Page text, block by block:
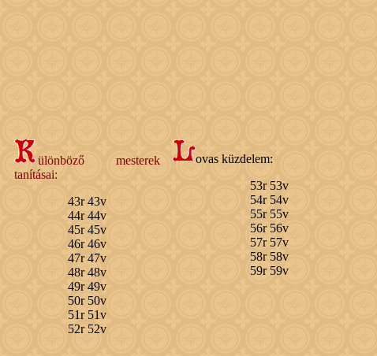
ülönböző mesterek
tanításai:
43r 43v
44r 44v
45r 45v
46r 46v
47r 47v
48r 48v
49r 49v
50r 50v
51r 51v
52r 52v
ovas küzdelem:
53r 53v
54r 54v
55r 55v
56r 56v
57r 57v
58r 58v
59r 59v